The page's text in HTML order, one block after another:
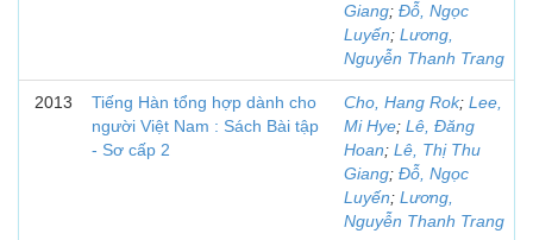
Giang; Đỗ, Ngọc
Luyến; Lương,
Nguyễn Thanh Trang
2013
Tiếng Hàn tổng hợp dành cho
người Việt Nam : Sách Bài tập
- Sơ cấp 2
Cho, Hang Rok; Lee,
Mi Hye; Lê, Đăng
Hoan; Lê, Thị Thu
Giang; Đỗ, Ngọc
Luyến; Lương,
Nguyễn Thanh Trang